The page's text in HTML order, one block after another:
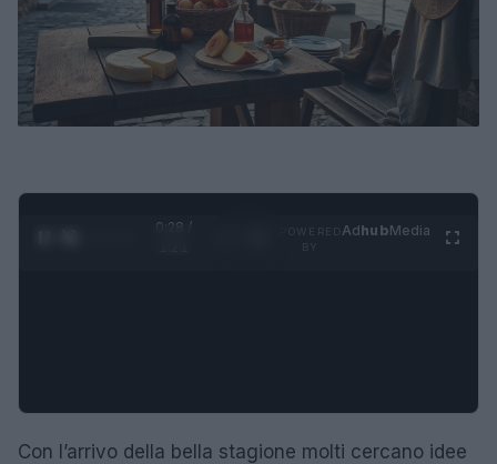
0:29 /
AdhubMedia
Con l’arrivo della bella stagione molti cercano idee